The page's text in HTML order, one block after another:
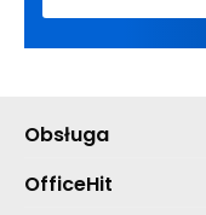
Obsługa
OfficeHit